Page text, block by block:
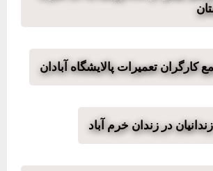
کارگران تعمیرات پالایشگاه آبادان
در زندان خرم آباد